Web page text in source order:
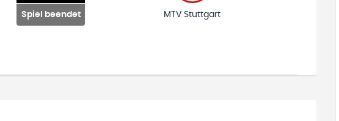
Spiel beendet MTV Stuttgart